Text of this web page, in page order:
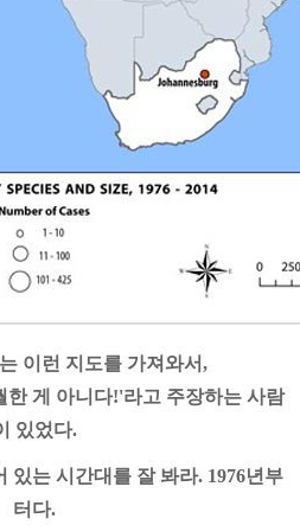
이런 지도를 가져와서,
한 게 아니다!'라고 주장하는 사람
있었다.
있는 시간대를 잘 봐라. 1976년부
터다.